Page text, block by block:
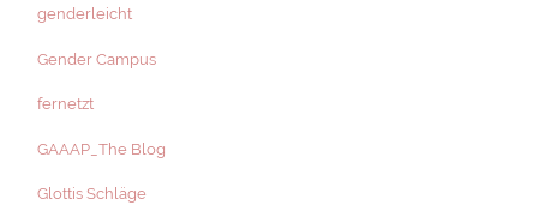
genderleicht
Gender Campus
fernetzt
GAAAP_The Blog
Glottis Schläge